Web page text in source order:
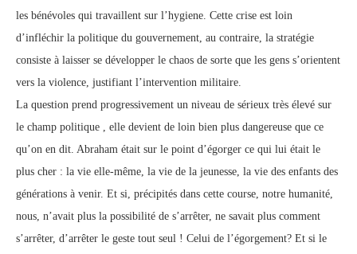
les bénévoles qui travaillent sur l’hygiene. Cette crise est loin
d’infléchir la politique du gouvernement, au contraire, la stratégie
consiste à laisser se développer le chaos de sorte que les gens s’orientent
vers la violence, justifiant l’intervention militaire.
La question prend progressivement un niveau de sérieux très élevé sur
le champ politique , elle devient de loin bien plus dangereuse que ce
qu’on en dit. Abraham était sur le point d’égorger ce qui lui était le
plus cher : la vie elle-même, la vie de la jeunesse, la vie des enfants des
générations à venir. Et si, précipités dans cette course, notre humanité,
nous, n’avait plus la possibilité de s’arrêter, ne savait plus comment
s’arrêter, d’arrêter le geste tout seul ! Celui de l’égorgement? Et si le